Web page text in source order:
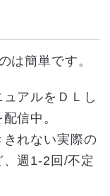
は簡単です。
アルをＤＬし
信中。
きれない実際の
週1-2回/不定